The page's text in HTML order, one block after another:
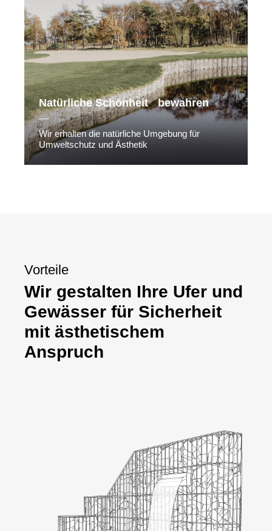
Natürliche Schönheit bewahren
Wir erhalten die natürliche Umgebung für
Umweltschutz und Ästhetik
Vorteile
Wir gestalten Ihre Ufer und
Gewässer für Sicherheit
mit ästhetischem
Anspruch